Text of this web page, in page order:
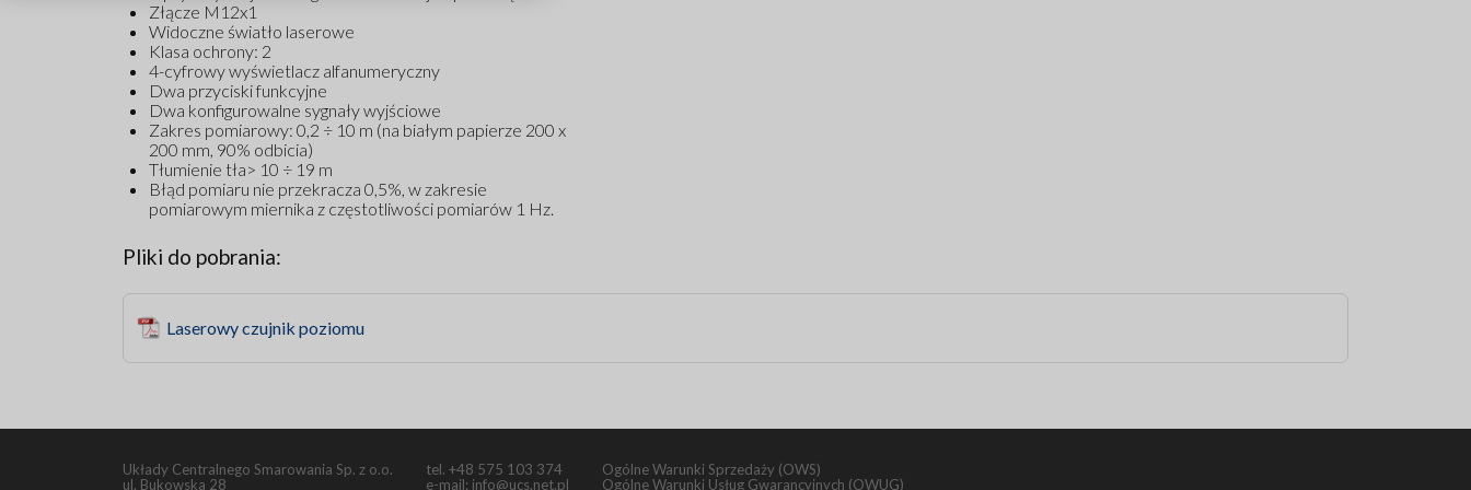
Złącze M12x1
Widoczne światło laserowe
Klasa ochrony: 2
4-cyfrowy wyświetlacz alfanumeryczny
Dwa przyciski funkcyjne
Dwa konfigurowalne sygnały wyjściowe
Zakres pomiarowy: 0,2 ÷ 10 m (na białym papierze 200 x
200 mm, 90% odbicia)
Tłumienie tła> 10 ÷ 19 m
Błąd pomiaru nie przekracza 0,5%, w zakresie
pomiarowym miernika z częstotliwości pomiarów 1 Hz.
Pliki do pobrania:
Laserowy czujnik poziomu
Układy Centralnego Smarowania Sp. z o.o.
ul. Bukowska 28
tel. +48 575 103 374
e-mail: info@ucs.net.pl
Ogólne Warunki Sprzedaży (OWS)
Ogólne Warunki Usług Gwarancyjnych (OWUG)